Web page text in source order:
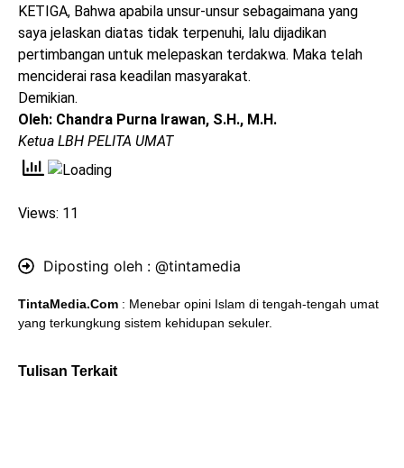
KETIGA, Bahwa apabila unsur-unsur sebagaimana yang
saya jelaskan diatas tidak terpenuhi, lalu dijadikan
pertimbangan untuk melepaskan terdakwa. Maka telah
menciderai rasa keadilan masyarakat.
Demikian.
Oleh: Chandra Purna Irawan, S.H., M.H.
Ketua LBH PELITA UMAT
Views: 11
Diposting oleh : @tintamedia
TintaMedia.Com : Menebar opini Islam di tengah-tengah umat
yang terkungkung sistem kehidupan sekuler.
Tulisan Terkait